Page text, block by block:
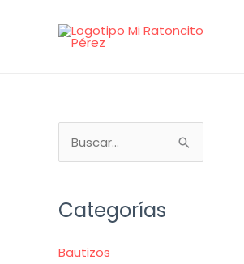
u
c
r
Categorías
Bautizos